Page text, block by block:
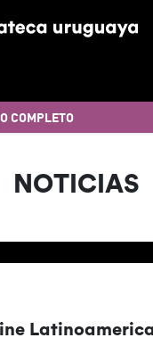
COMPLETO
NOTICIAS